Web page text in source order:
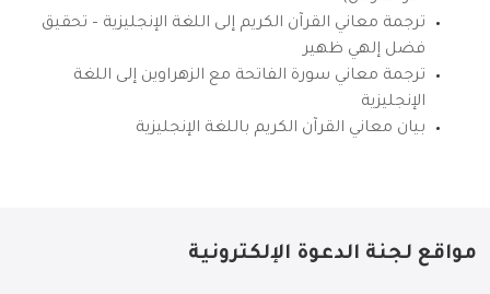
ترجمة معاني القرآن الكريم إلى اللغة الإنجليزية – تحقيق
فضل إلهي ظهير
ترجمة معاني سورة الفاتحة مع الزهراوين إلى اللغة
الإنجليزية
بيان معاني القرآن الكريم باللغة الإنجليزية
مواقع لجنة الدعوة الإلكترونية